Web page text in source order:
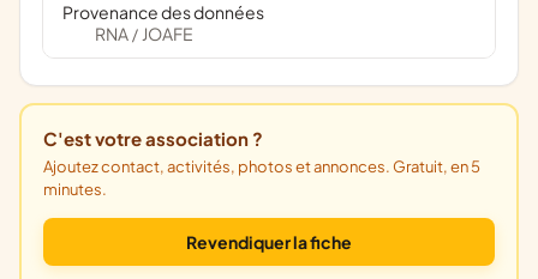
Provenance des données
RNA / JOAFE
C'est votre association ?
Ajoutez contact, activités, photos et annonces. Gratuit, en 5
minutes.
Revendiquer la fiche